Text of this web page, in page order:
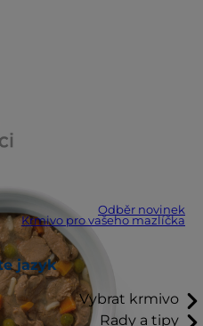
Odběr novinek
Krmivo pro vašeho mazlíčka
jazyk
Vybrat krmivo
Rady a tipy